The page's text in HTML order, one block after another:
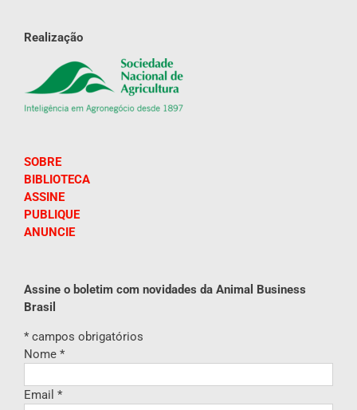
Realização
SOBRE
BIBLIOTECA
ASSINE
PUBLIQUE
ANUNCIE
Assine o boletim com novidades da Animal Business
Brasil
* campos obrigatórios
Nome *
Email *